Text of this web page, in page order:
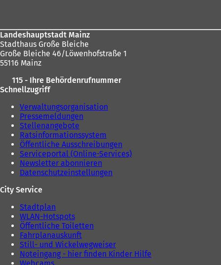
Landeshauptstadt Mainz
Stadthaus Große Bleiche
Große Bleiche 46/Löwenhofstraße 1
55116 Mainz
115 - Ihre Behördenrufnummer
Schnellzugriff
Verwaltungsorganisation
Pressemeldungen
Stellenangebote
Ratsinformationssystem
Öffentliche Ausschreibungen
Serviceportal (Online-Services)
Newsletter abonnieren
Datenschutzeinstellungen
City Service
Stadtplan
WLAN-Hotspots
Öffentliche Toiletten
Fahrplanauskunft
Still- und Wickelwegweiser
Noteingang - hier finden Kinder Hilfe